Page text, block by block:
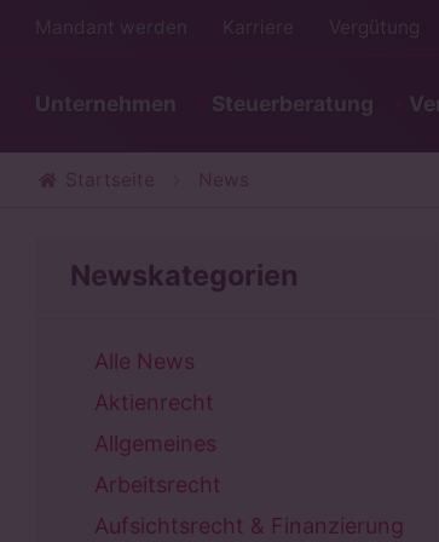
Mandant werden Karriere Vergütung
Unternehmen Steuerberatung
Startseite News
Newskategorien
Alle News
Aktienrecht
Allgemeines
Arbeitsrecht
Aufsichtsrecht & Finanzierung